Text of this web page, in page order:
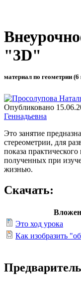
"3D"
материал по геометрии (6
Опубликовано
Геннадьевна
Это занятие
стереометрии, для
показа
полученных при
жизнью.
Скачать:
Это ход урока
Как изобразить